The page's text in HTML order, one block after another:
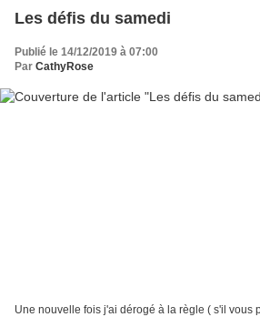
Les défis du samedi
Publié le 14/12/2019 à 07:00
Par CathyRose
Une nouvelle fois j'ai dérogé à la règle ( s'il vous